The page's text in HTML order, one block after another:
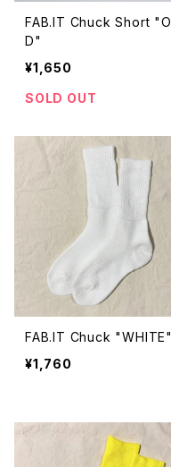
FAB.IT Chuck Short "O
D"
¥1,650
SOLD OUT
FAB.IT Chuck "WHITE"
¥1,760